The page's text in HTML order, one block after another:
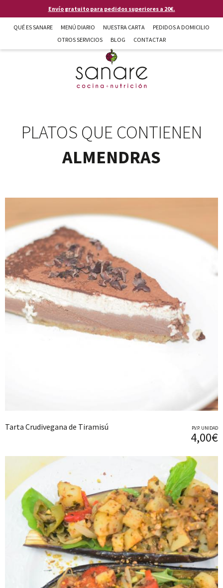
Pasar al contenido principalEnvío gratuito para pedidos superiores a 20€.
QUÉ ES SANARE MENÚ DIARIO NUESTRA CARTA
PEDIDOS A DOMICILIO
OTROS SERVICIOS
BLOG CONTACTAR
Sanare cocina + nutrición en Almería
PLATOS QUE CONTIENEN
ALMENDRAS
Tarta Crudivegana de Tiramisú P.V.P. UNIDAD
4,00€